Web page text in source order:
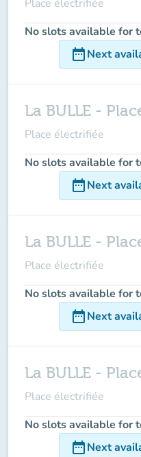
Place électrifiée
No slots available for
date_rangeNext
La BULLE -
Place électrifiée
No slots available for
date_rangeNext
La BULLE -
Place électrifiée
No slots available for
date_rangeNext
La BULLE -
Place électrifiée
No slots available for
date_rangeNext